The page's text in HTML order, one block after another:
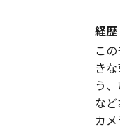
経
こ
き
う
な
カ